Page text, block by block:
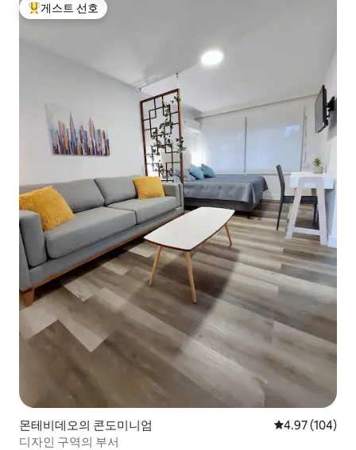
상위 게스트 선호
게스트 선호
몬테비데오의 콘도미니엄 평점 4.97점(5
4.97 (104)
디자인 구역의 부서